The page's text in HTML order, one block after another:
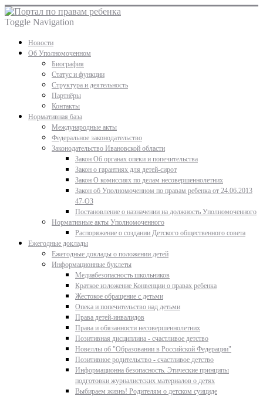
Toggle Navigation
Новости
Об Уполномоченном
Биография
Статус и функции
Структура и деятельность
Партнёры
Контакты
Нормативная база
Международные акты
Федеральное законодательство
Законодательство Ивановской области
Закон Об органах опеки и попечительства
Закон о гарантиях для детей-сирот
Закон О комиссиях по делам несовершеннолетних
Закон об Уполномоченном по правам ребенка от 24.06.2013
47-ОЗ
Постановление о назначении на должность Уполномоченного
Нормативные акты Уполномоченного
Распоряжение о создании Детского общественного совета
Ежегодные доклады
Ежегодные доклады о положении детей
Информационные буклеты
Медиабезопасность школьников
Краткое изложение Конвенции о правах ребенка
Жестокое обращение с детьми
Опека и попечительство над детьми
Права детей-инвалидов
Права и обязанности несовершеннолетних
Позитивная дисциплина - счастливое детство
Новеллы об "Образовании в Российской Федерации"
Позитивное родительство - счастливое детство
Информационна безопасность. Этические принципы
подготовки журналистских материалов о детях
Выбираем жизнь! Родителям о детском суициде